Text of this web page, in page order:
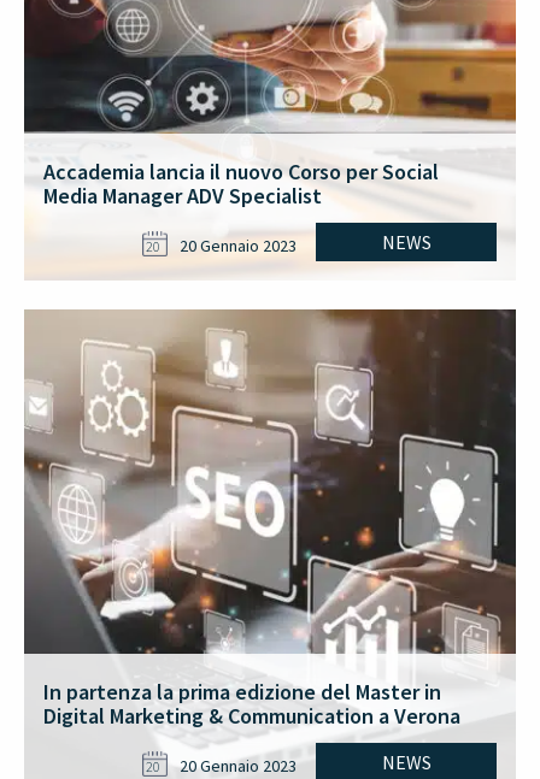
Accademia lancia il nuovo Corso per Social
Media Manager ADV Specialist
NEWS
20 20 Gennaio 2023
In partenza la prima edizione del Master in
Digital Marketing & Communication a Verona
NEWS
20 20 Gennaio 2023